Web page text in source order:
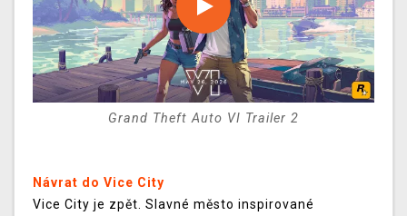
Grand Theft Auto VI Trailer 2
Návrat do Vice City
Vice City je zpět. Slavné město inspirované